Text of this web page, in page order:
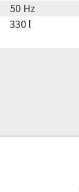
50 Hz
330 l